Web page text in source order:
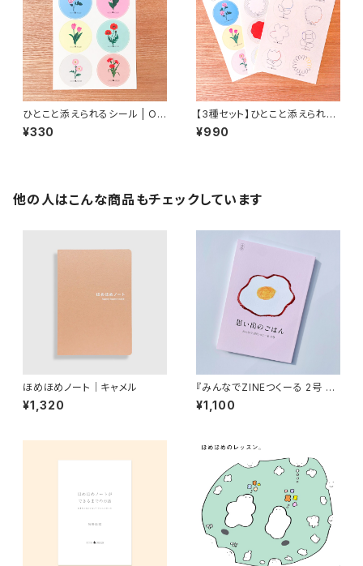
ひとこと添えられるシール | Om
ou（想う）
¥330
【3種セット】ひとこと添えられる
シール
¥990
他の人はこんな商品もチェックしています
ほめほめノート｜キャメル
¥1,320
『みんなでZINEつくーる 2号 思
い出のごはん』
¥1,100